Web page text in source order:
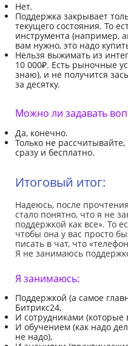
Нет.
Поддержка закрывает
текущего состояния. То
инструмента (например,
вам нужно, это надо
Нельзя выжимать из
10 000₽. Есть рыночные
знаю), и не получится
за десятку.
Можно ли задавать
Да, конечно.
Только не
сразу и бесплатно.
Итоговый итог:
Надеюсь, после
стало понятно, что я не
поддержкой как все». То
чтобы она у вас просто
писать в чат, что
Я не занимаюсь
Я занимаюсь:
Поддержкой (а самое
Битрикс24,
И сотрудниками (которые
И обучением (как надо
не надо),